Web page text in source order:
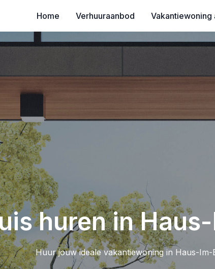
Home Verhuuraanbod Vakantiewoning
huren in
Huur jouw ideale vakantiewoning in Haus-